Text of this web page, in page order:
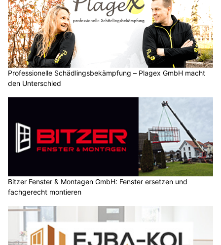
Professionelle Schädlingsbekämpfung – Plagex GmbH macht
den Unterschied
Bitzer Fenster & Montagen GmbH: Fenster ersetzen und
fachgerecht montieren